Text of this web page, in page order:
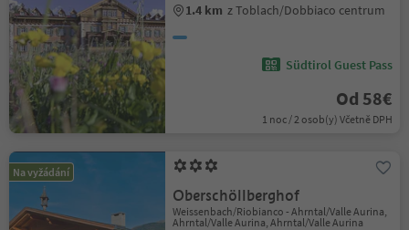
1.4 km z Toblach/Dobbiaco centrum
Südtirol Guest Pass
Od 58€
1 noc / 2 osob(y) Včetně DPH
Na vyžádání
Oberschöllberghof
Weissenbach/Riobianco - Ahrntal/Valle Aurina,
Ahrntal/Valle Aurina, Ahrntal/Valle Aurina